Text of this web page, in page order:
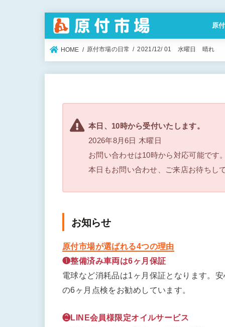
原
特定
HOME 原付市場の日常 2021/12/ 01 水曜日 晴れ
本日、10時から受付いたします。
2026年8月6日 木曜日
お問い合わせは10時から対応可能です
本日もお問い合わせ、ご来店お待ちし
お知らせ
原付市場が選ばれる4つの理由
❶整備済み車両は6ヶ月保証
電球など消耗品は1ヶ月保証となります。
の6ヶ月点検をお勧めしています。
❷LINE会員様限定オイルサービス